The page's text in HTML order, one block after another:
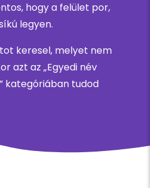
hogy a felület por,
legyen.
keresel, melyet nem
azt az „Egyedi név
kategóriában tudod